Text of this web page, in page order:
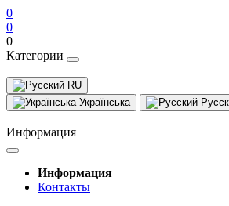
0
0
0
Категории
RU
Українська
Информация
Информация
Контакты